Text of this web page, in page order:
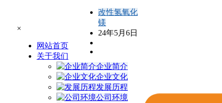
×
网站首页
关于我们
企业简介
企业文化
发展历程
公司环境
改性氢氧化
镁
24年5月6日